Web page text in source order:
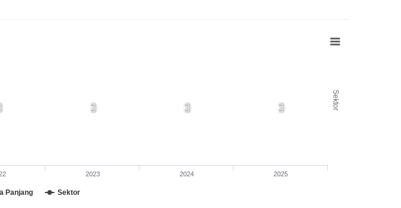
Sektor
0,0 0,0 0,0
Panjang Sektor
2023 2024 2025